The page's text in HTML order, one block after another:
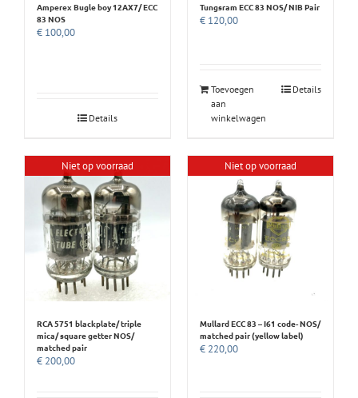
Amperex Bugle boy 12AX7/ ECC
83 NOS
€ 100,00
Details
Tungsram ECC 83 NOS/ NIB Pair
€ 120,00
Toevoegen
aan
winkelwagen
Details
Niet op voorraad
RCA 5751 blackplate/ triple
mica/ square getter NOS/
matched pair
€ 200,00
Niet op voorraad
Mullard ECC 83 – I61 code- NOS/
matched pair (yellow label)
€ 220,00